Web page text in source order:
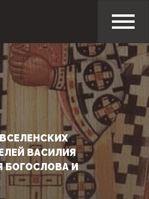
ВАСИЛИЯ
БОГОСЛОВА И